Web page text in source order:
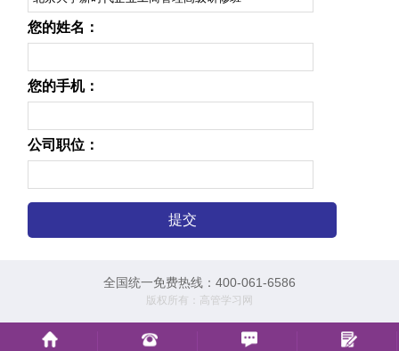
您的姓名：
您的手机：
公司职位：
全国统一免费热线：400-061-6586
版权所有：高管学习网